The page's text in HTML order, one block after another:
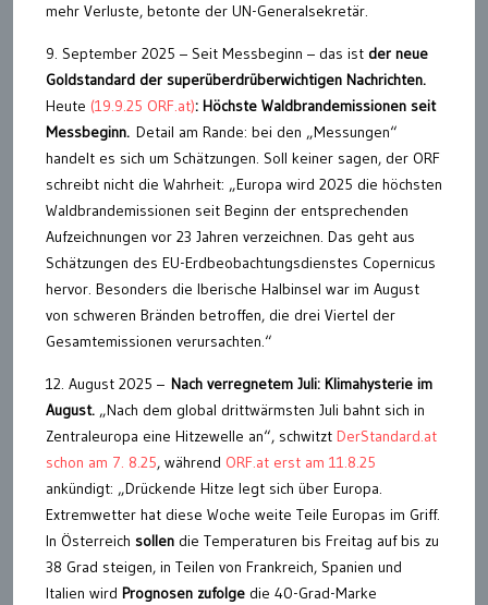
mehr Verluste, betonte der UN-Generalsekretär.
9. September 2025 – Seit Messbeginn – das ist der neue
Goldstandard der superüberdrüberwichtigen Nachrichten.
Heute (19.9.25 ORF.at): Höchste Waldbrandemissionen seit
Messbeginn. Detail am Rande: bei den „Messungen“
handelt es sich um Schätzungen. Soll keiner sagen, der ORF
schreibt nicht die Wahrheit: „Europa wird 2025 die höchsten
Waldbrandemissionen seit Beginn der entsprechenden
Aufzeichnungen vor 23 Jahren verzeichnen. Das geht aus
Schätzungen des EU-Erdbeobachtungsdienstes Copernicus
hervor. Besonders die Iberische Halbinsel war im August
von schweren Bränden betroffen, die drei Viertel der
Gesamtemissionen verursachten.“
12. August 2025 – Nach verregnetem Juli: Klimahysterie im
August. „Nach dem global drittwärmsten Juli bahnt sich in
Zentraleuropa eine Hitzewelle an“, schwitzt DerStandard.at
schon am 7. 8.25, während ORF.at erst am 11.8.25
ankündigt: „Drückende Hitze legt sich über Europa.
Extremwetter hat diese Woche weite Teile Europas im Griff.
In Österreich sollen die Temperaturen bis Freitag auf bis zu
38 Grad steigen, in Teilen von Frankreich, Spanien und
Italien wird Prognosen zufolge die 40-Grad-Marke